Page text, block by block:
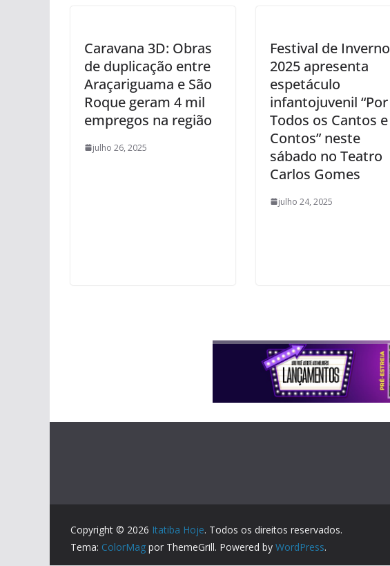
Caravana 3D: Obras
de duplicação entre
Araçariguama e São
Roque geram 4 mil
empregos na região
julho 26, 2025
Festival de Inverno
2025 apresenta
espetáculo
infantojuvenil “Por
Todos os Cantos e
Contos” neste
sábado no Teatro
Carlos Gomes
julho 24, 2025
Copyright © 2026 Itatiba Hoje. Todos os direitos reservados.
Tema: ColorMag por ThemeGrill. Powered by WordPress.